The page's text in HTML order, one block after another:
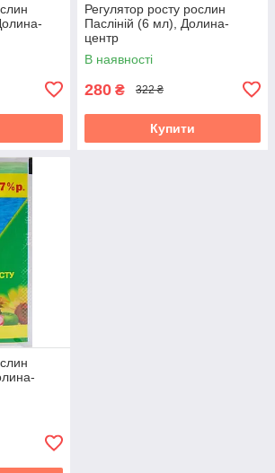
Регулятор росту рослин
Пасліній (6 мл), Долина-
центр
В наявності
280 ₴ 322 ₴
Купити